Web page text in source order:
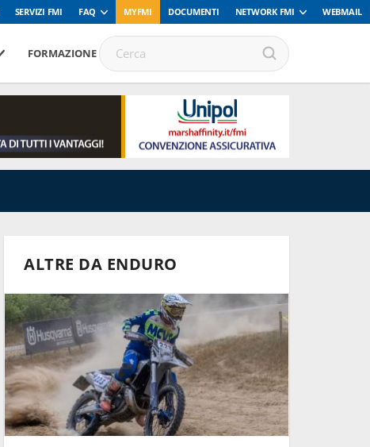
SERVIZI FMI FAQ MYFMI DOCUMENTI NETWORK FMI WEBMAIL
FORMAZIONE
ALTRE DA ENDURO